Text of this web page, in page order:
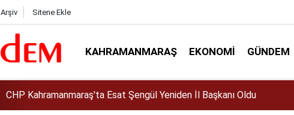
Arşiv Sitene Ekle
KAHRAMANMARAŞ EKONOMI GÜNDEM
Altın daha yükselir mi? Altın almalı mı? Satmalı mı? Uzmanlar ne diyor?